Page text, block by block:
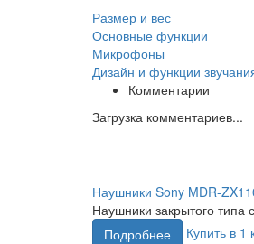
Размер и вес
Основные функции
Микрофоны
Дизайн и функции
Комментарии
Загрузка комментариев...
Наушники Sony MDR-
Наушники закрытого
Подробнее
Купить в 1